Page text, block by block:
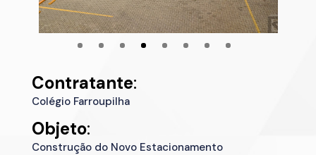
Contratante:
Colégio Farroupilha
Objeto:
Construção do Novo Estacionamento